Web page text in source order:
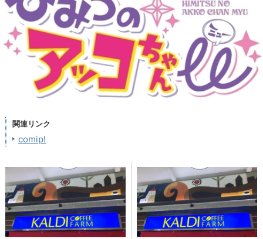
関連リンク
comip!